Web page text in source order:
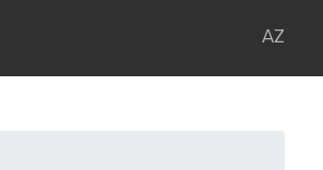
AZ